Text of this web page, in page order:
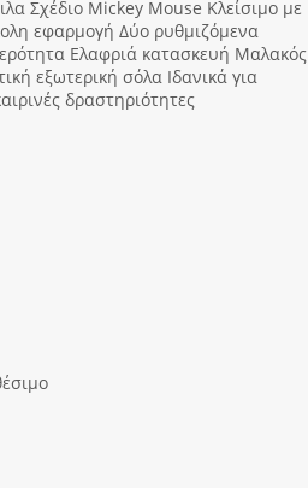
Σχέδιο Mickey Mouse Κλείσιμο με
εφαρμογή Δύο ρυθμιζόμενα
Ελαφριά κατασκευή Μαλακός
εξωτερική σόλα Ιδανικά για
δραστηριότητες